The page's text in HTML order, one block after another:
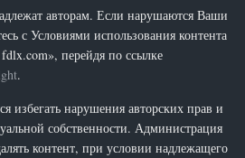
авторам. Если нарушаются Ваши
с Условиями использования контента
перейдя по ссылке
.
избегать нарушения авторских прав и
собственности. Администрация
контент, при условии надлежащего